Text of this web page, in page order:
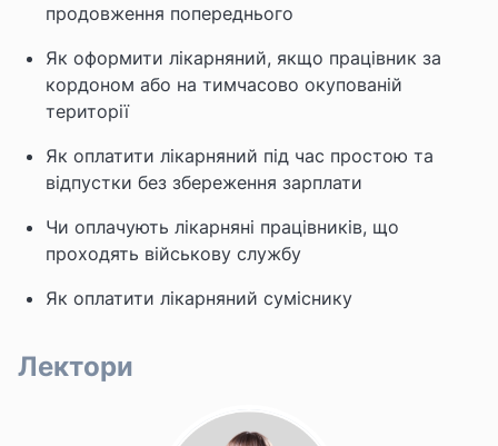
продовження попереднього
Як оформити лікарняний, якщо працівник за
кордоном або на тимчасово окупованій
території
Як оплатити лікарняний під час простою та
відпустки без збереження зарплати
Чи оплачують лікарняні працівників, що
проходять військову службу
Як оплатити лікарняний суміснику
Лектори